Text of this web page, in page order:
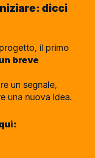
dicci
il primo
breve
un segnale,
una nuova idea.